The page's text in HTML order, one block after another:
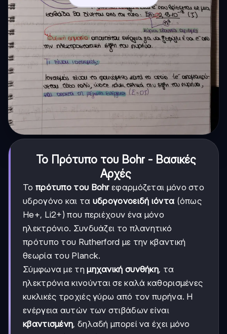
Το Πρότυπο του Bohr - Βασικές
Αρχές
Το πρότυπο του Bohrεφαρμόζεται μόνο στο
υδρογόνο και τα υδρογονοειδή ιόντα (όπως
He+, Li2+) που περιέχουν ένα μόνο
ηλεκτρόνιο. Συνδυάζει το πλανητικό
πρότυπο του Rutherford με την κβαντική
θεωρία του Planck.
Σύμφωνα με τημηχανική συνθήκη, τα
ηλεκτρόνια κινούνται σε καλά καθορισμένες
κυκλικές τροχιές γύρω από τον πυρήνα. Η
ενέργεια αυτών των στιβάδων είναι
κβαντισμένη, δηλαδή μπορεί να έχει μόνο